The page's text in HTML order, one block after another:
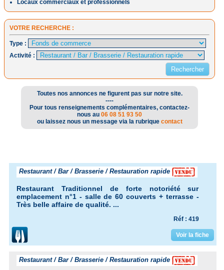
Locaux commerciaux et professionnels
VOTRE RECHERCHE :
Type :
Activité :
Toutes nos annonces ne figurent pas sur notre site.
----
Pour tous renseignements complémentaires, contactez-
nous au 06 08 51 93 50
ou laissez nous un message via la rubrique contact
Restaurant / Bar / Brasserie / Restauration rapide
Restaurant Traditionnel de forte notoriété sur
emplacement n°1 - salle de 60 couverts + terrasse -
Très belle affaire de qualité. ...
Réf : 419
Voir la fiche
Restaurant / Bar / Brasserie / Restauration rapide